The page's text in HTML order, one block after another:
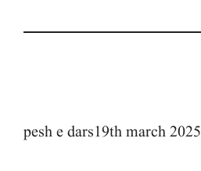
pesh e dars19th march 2025